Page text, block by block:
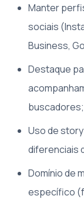
Manter
sociais
Business,
Destaque
buscadores;
Uso de
diferenciais
Domínio de
específico